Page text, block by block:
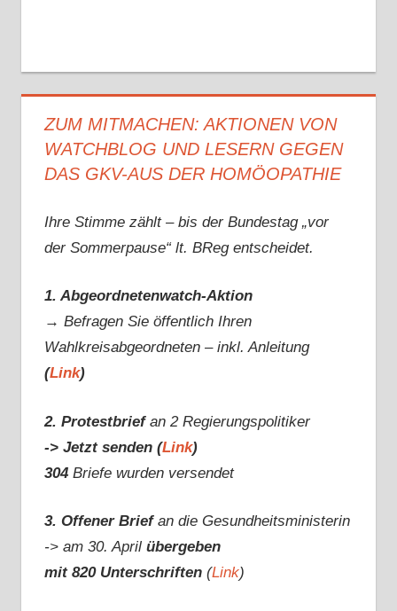
ZUM MITMACHEN: AKTIONEN VON
WATCHBLOG UND LESERN GEGEN
DAS GKV-AUS DER HOMÖOPATHIE
Ihre Stimme zählt – bis der Bundestag „vor
der Sommerpause“ lt. BReg entscheidet.
1. Abgeordnetenwatch-Aktion
→ Befragen Sie öffentlich Ihren
Wahlkreisabgeordneten – inkl. Anleitung
(Link)
2. Protestbrief an 2 Regierungspolitiker
-> Jetzt senden (Link)
304Briefe wurden versendet
3. Offener Brief an die Gesundheitsministerin
-> am 30. April übergeben
mit 820 Unterschriften(Link)